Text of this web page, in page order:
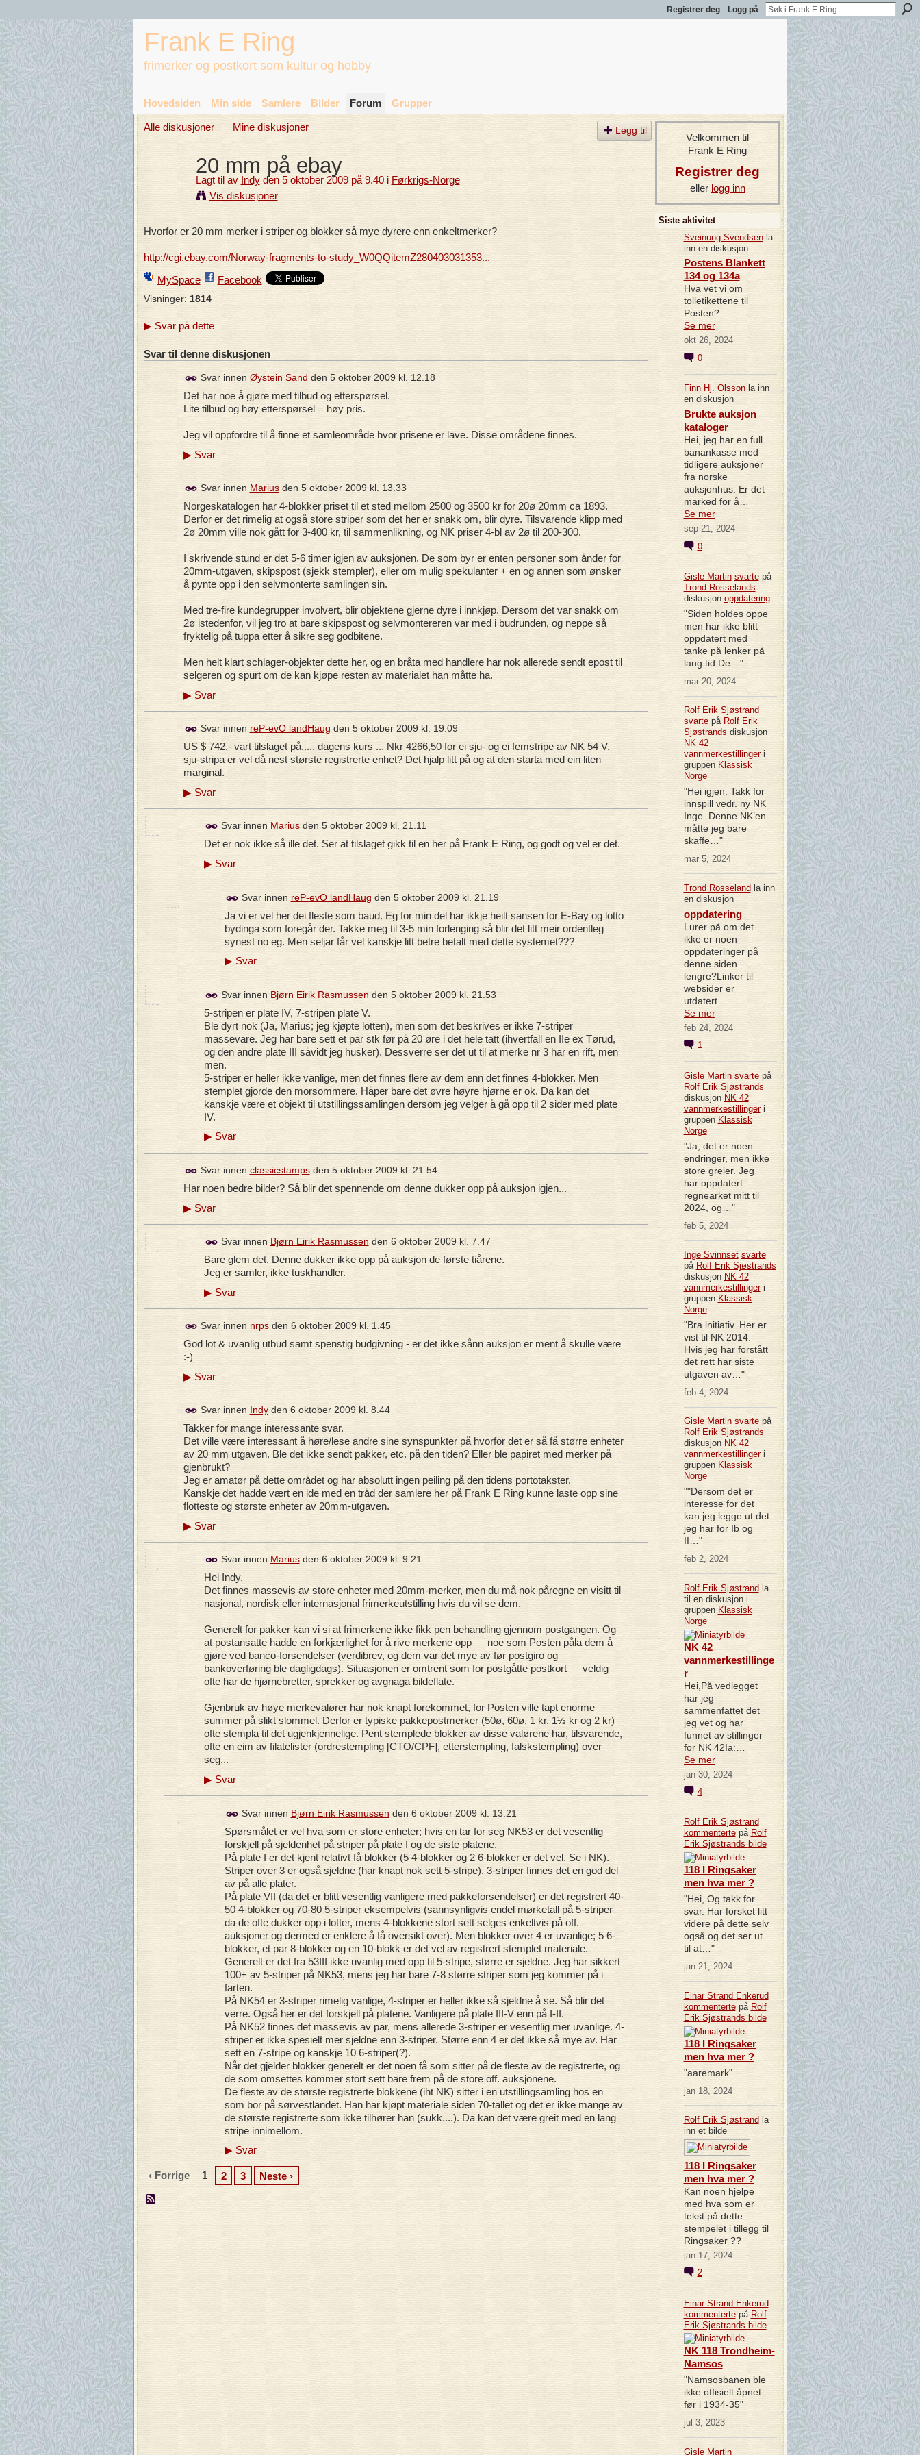
Registrer deg Logg på
Frank E Ring
frimerker og postkort som kultur og hobby
Hovedsiden Min side Samlere Bilder Forum Grupper
Alle diskusjoner Mine diskusjoner Legg til
20 mm på ebay
Lagt til av Indyden 5 oktober 2009 på 9.40 i Førkrigs-Norge
Vis diskusjoner
Hvorfor er 20 mm merker i striper og blokker så mye dyrere enn enkeltmerker?
http://cgi.ebay.com/Norway-fragments-to-study_W0QQitemZ280403031353...
MySpace
Facebook
Visninger: 1814
▶Svar på dette
Svar til denne diskusjonen
Svar innen Øystein Sand den 5 oktober 2009 kl. 12.18
Det har noe å gjøre med tilbud og etterspørsel.
Lite tilbud og høy etterspørsel = høy pris.
Jeg vil oppfordre til å finne et samleområde hvor prisene er lave. Disse områdene finnes.
▶Svar
Svar innen Mariusden 5 oktober 2009 kl. 13.33
Norgeskatalogen har 4-blokker priset til et sted mellom 2500 og 3500 kr for 20ø 20mm ca 1893.
Derfor er det rimelig at også store striper som det her er snakk om, blir dyre. Tilsvarende klipp med
2ø 20mm ville nok gått for 3-400 kr, til sammenlikning, og NK priser 4-bl av 2ø til 200-300.
I skrivende stund er det 5-6 timer igjen av auksjonen. De som byr er enten personer som ånder for
20mm-utgaven, skipspost (sjekk stempler), eller om mulig spekulanter + en og annen som ønsker
å pynte opp i den selvmonterte samlingen sin.
Med tre-fire kundegrupper involvert, blir objektene gjerne dyre i innkjøp. Dersom det var snakk om
2ø istedenfor, vil jeg tro at bare skipspost og selvmontereren var med i budrunden, og neppe så
fryktelig på tuppa etter å sikre seg godbitene.
Men helt klart schlager-objekter dette her, og en bråta med handlere har nok allerede sendt epost til
selgeren og spurt om de kan kjøpe resten av materialet han måtte ha.
▶Svar
Svar innen reP-evO landHaug den 5 oktober 2009 kl. 19.09
US $ 742,- vart tilslaget på..... dagens kurs ... Nkr 4266,50 for ei sju- og ei femstripe av NK 54 V.
sju-stripa er vel då nest største registrerte enhet? Det hjalp litt på og at den starta med ein liten
marginal.
▶Svar
Svar innen Mariusden 5 oktober 2009 kl. 21.11
Det er nok ikke så ille det. Ser at tilslaget gikk til en her på Frank E Ring, og godt og vel er det.
▶ Svar
Svar innen reP-evO landHaug den 5 oktober 2009 kl. 21.19
Ja vi er vel her dei fleste som baud. Eg for min del har ikkje heilt sansen for E-Bay og lotto
bydinga som foregår der. Takke meg til 3-5 min forlenging så blir det litt meir ordentleg
synest no eg. Men seljar får vel kanskje litt betre betalt med dette systemet???
▶Svar
Svar innen Bjørn Eirik Rasmussen den 5 oktober 2009 kl. 21.53
5-stripen er plate IV, 7-stripen plate V.
Ble dyrt nok (Ja, Marius; jeg kjøpte lotten), men som det beskrives er ikke 7-striper
massevare. Jeg har bare sett et par stk før på 20 øre i det hele tatt (ihvertfall en IIe ex Tørud,
og den andre plate III såvidt jeg husker). Dessverre ser det ut til at merke nr 3 har en rift, men
men.
5-striper er heller ikke vanlige, men det finnes flere av dem enn det finnes 4-blokker. Men
stemplet gjorde den morsommere. Håper bare det øvre høyre hjørne er ok. Da kan det
kanskje være et objekt til utstillingssamlingen dersom jeg velger å gå opp til 2 sider med plate
IV.
▶Svar
Svar innen classicstampsden 5 oktober 2009 kl. 21.54
Har noen bedre bilder? Så blir det spennende om denne dukker opp på auksjon igjen...
▶Svar
Svar innen Bjørn Eirik Rasmussen den 6 oktober 2009 kl. 7.47
Bare glem det. Denne dukker ikke opp på auksjon de første tiårene.
Jeg er samler, ikke tuskhandler.
▶ Svar
Svar innen nrpsden 6 oktober 2009 kl. 1.45
God lot & uvanlig utbud samt spenstig budgivning - er det ikke sånn auksjon er ment å skulle være
:-)
▶Svar
Svar innen Indyden 6 oktober 2009 kl. 8.44
Takker for mange interessante svar.
Det ville være interessant å høre/lese andre sine synspunkter på hvorfor det er så få større enheter
av 20 mm utgaven. Ble det ikke sendt pakker, etc. på den tiden? Eller ble papiret med merker på
gjenbrukt?
Jeg er amatør på dette området og har absolutt ingen peiling på den tidens portotakster.
Kanskje det hadde vært en ide med en tråd der samlere her på Frank E Ring kunne laste opp sine
flotteste og største enheter av 20mm-utgaven.
▶Svar
Svar innen Mariusden 6 oktober 2009 kl. 9.21
Hei Indy,
Det finnes massevis av store enheter med 20mm-merker, men du må nok påregne en visitt til
nasjonal, nordisk eller internasjonal frimerkeutstilling hvis du vil se dem.
Generelt for pakker kan vi si at frimerkene ikke fikk pen behandling gjennom postgangen. Og
at postansatte hadde en forkjærlighet for å rive merkene opp — noe som Posten påla dem å
gjøre ved banco-forsendelser (verdibrev, og dem var det mye av før postgiro og
bankoverføring ble dagligdags). Situasjonen er omtrent som for postgåtte postkort — veldig
ofte har de hjørnebretter, sprekker og avgnaga bildeflate.
Gjenbruk av høye merkevalører har nok knapt forekommet, for Posten ville tapt enorme
summer på slikt slommel. Derfor er typiske pakkepostmerker (50ø, 60ø, 1 kr, 1½ kr og 2 kr)
ofte stempla til det ugjenkjennelige. Pent stemplede blokker av disse valørene har, tilsvarende,
ofte en eim av filatelister (ordrestempling [CTO/CPF], etterstempling, falskstempling) over
seg...
▶Svar
Svar innen Bjørn Eirik Rasmussen den 6 oktober 2009 kl. 13.21
Spørsmålet er vel hva som er store enheter; hvis en tar for seg NK53 er det vesentlig
forskjell på sjeldenhet på striper på plate I og de siste platene.
På plate I er det kjent relativt få blokker (5 4-blokker og 2 6-blokker er det vel. Se i NK).
Striper over 3 er også sjeldne (har knapt nok sett 5-stripe). 3-striper finnes det en god del
av på alle plater.
På plate VII (da det er blitt vesentlig vanligere med pakkeforsendelser) er det registrert 40-
50 4-blokker og 70-80 5-striper eksempelvis (sannsynligvis endel mørketall på 5-striper
da de ofte dukker opp i lotter, mens 4-blokkene stort sett selges enkeltvis på off.
auksjoner og dermed er enklere å få oversikt over). Men blokker over 4 er uvanlige; 5 6-
blokker, et par 8-blokker og en 10-blokk er det vel av registrert stemplet materiale.
Generelt er det fra 53III ikke uvanlig med opp til 5-stripe, større er sjeldne. Jeg har sikkert
100+ av 5-striper på NK53, mens jeg har bare 7-8 større striper som jeg kommer på i
farten.
På NK54 er 3-striper rimelig vanlige, 4-striper er heller ikke så sjeldne å se. Så blir det
verre. Også her er det forskjell på platene. Vanligere på plate III-V enn på I-II.
På NK52 finnes det massevis av par, mens allerede 3-striper er vesentlig mer uvanlige. 4-
striper er ikke spesielt mer sjeldne enn 3-striper. Større enn 4 er det ikke så mye av. Har
sett en 7-stripe og kanskje 10 6-striper(?).
Når det gjelder blokker generelt er det noen få som sitter på de fleste av de registrerte, og
de som omsettes kommer stort sett bare frem på de store off. auksjonene.
De fleste av de største registrerte blokkene (iht NK) sitter i en utstillingsamling hos en
som bor på sørvestlandet. Han har kjøpt materiale siden 70-tallet og det er ikke mange av
de største registrerte som ikke tilhører han (sukk....). Da kan det være greit med en lang
stripe innimellom.
▶Svar
‹ Forrige 1 2 3 Neste ›
Velkommen til
Frank E Ring
Registrer deg
eller logg inn
Siste aktivitet
Sveinung Svendsenla
inn en diskusjon
Postens Blankett
134 og 134a
Hva vet vi om
tolletikettene til
Posten?
Se mer
okt 26, 2024
0
Finn Hj. Olssonla inn
en diskusjon
Brukte auksjon
kataloger
Hei, jeg har en full
banankasse med
tidligere auksjoner
fra norske
auksjonhus. Er det
marked for å…
Se mer
sep 21, 2024
0
Gisle Martin svartepå
Trond Rosselands
diskusjon oppdatering
"Siden holdes oppe
men har ikke blitt
oppdatert med
tanke på lenker på
lang tid.De…"
mar 20, 2024
Rolf Erik Sjøstrand
svartepå Rolf Erik
Sjøstrands diskusjon
NK 42
vannmerkestillingeri
gruppen Klassisk
Norge
"Hei igjen. Takk for
innspill vedr. ny NK
Inge. Denne NK’en
måtte jeg bare
skaffe…"
mar 5, 2024
Trond Rosseland la inn
en diskusjon
oppdatering
Lurer på om det
ikke er noen
oppdateringer på
denne siden
lengre?Linker til
websider er
utdatert.
Se mer
feb 24, 2024
1
Gisle Martin svartepå
Rolf Erik Sjøstrands
diskusjon NK 42
vannmerkestillingeri
gruppen Klassisk
Norge
"Ja, det er noen
endringer, men ikke
store greier. Jeg
har oppdatert
regnearket mitt til
2024, og…"
feb 5, 2024
Inge Svinnset svarte
på Rolf Erik Sjøstrands
diskusjon NK 42
vannmerkestillingeri
gruppen Klassisk
Norge
"Bra initiativ. Her er
vist til NK 2014.
Hvis jeg har forstått
det rett har siste
utgaven av…"
feb 4, 2024
Gisle Martin svartepå
Rolf Erik Sjøstrands
diskusjon NK 42
vannmerkestillingeri
gruppen Klassisk
Norge
""Dersom det er
interesse for det
kan jeg legge ut det
jeg har for Ib og
II…"
feb 2, 2024
Rolf Erik Sjøstrand la
til en diskusjon i
gruppen Klassisk
Norge
NK 42
vannmerkestillinge
r
Hei,På vedlegget
har jeg
sammenfattet det
jeg vet og har
funnet av stillinger
for NK 42Ia:…
Se mer
jan 30, 2024
4
Rolf Erik Sjøstrand
kommentertepå Rolf
Erik Sjøstrandsbilde
118 I Ringsaker
men hva mer ?
"Hei, Og takk for
svar. Har forsket litt
videre på dette selv
også og det ser ut
til at…"
jan 21, 2024
Einar Strand Enkerud
kommentertepå Rolf
Erik Sjøstrandsbilde
118 I Ringsaker
men hva mer ?
"aaremark"
jan 18, 2024
Rolf Erik Sjøstrand la
inn et bilde
118 I Ringsaker
men hva mer ?
Kan noen hjelpe
med hva som er
tekst på dette
stempelet i tillegg til
Ringsaker ??
jan 17, 2024
2
Einar Strand Enkerud
kommentertepå Rolf
Erik Sjøstrandsbilde
NK 118 Trondheim-
Namsos
"Namsosbanen ble
ikke offisielt åpnet
før i 1934-35"
jul 3, 2023
Gisle Martin